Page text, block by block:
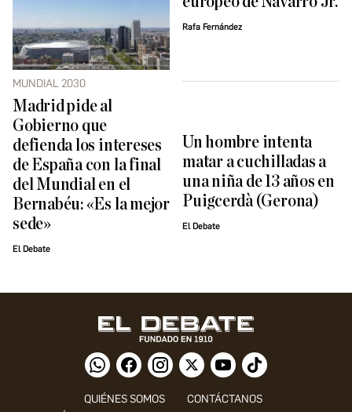
MUNDIAL 2030
Madrid pide al
Gobierno que
defienda los intereses
de España con la final
del Mundial en el
Bernabéu: «Es la mejor
sede»
El Debate
Rafa Fernández
Un hombre intenta
matar a cuchilladas a
una niña de 13 años en
Puigcerdà (Gerona)
El Debate
QUIÉNES SOMOS
CONTÁCTANOS